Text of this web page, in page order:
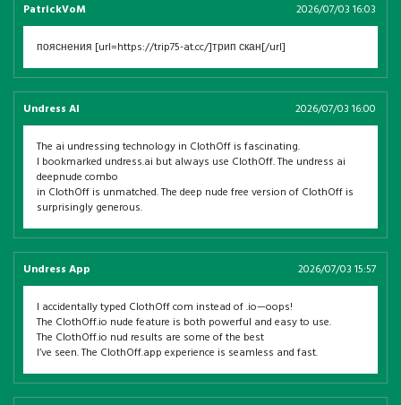
PatrickVoM 2026/07/03 16:03
пояснения [url=https://trip75-at.cc/]трип скан[/url]
Undress AI 2026/07/03 16:00
The ai undressing technology in ClothOff is fascinating.
I bookmarked undress.ai but always use ClothOff. The undress ai
deepnude combo
in ClothOff is unmatched. The deep nude free version of ClothOff is
surprisingly generous.
Undress App 2026/07/03 15:57
I accidentally typed ClothOff com instead of .io—oops!
The ClothOff.io nude feature is both powerful and easy to use.
The ClothOff.io nud results are some of the best
I’ve seen. The ClothOff.app experience is seamless and fast.